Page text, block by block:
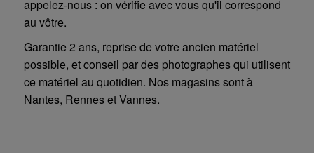
appelez-nous : on vérifie avec vous qu'il correspond
au vôtre.
Garantie 2 ans, reprise de votre ancien matériel
possible, et conseil par des photographes qui utilisent
ce matériel au quotidien. Nos magasins sont à
Nantes, Rennes et Vannes.